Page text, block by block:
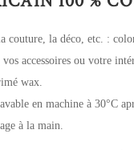
couture, la déco, etc. :
vos accessoires ou votre
wax.
en machine à 30°C
à la main.